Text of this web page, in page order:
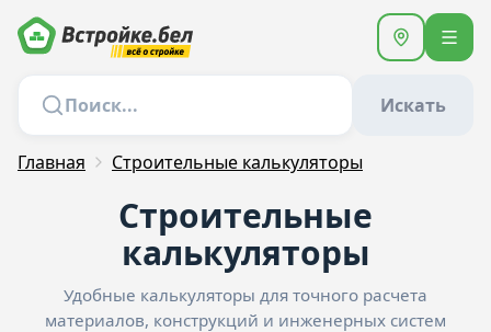
Искать
Главная Строительные калькуляторы
Строительные
калькуляторы
Удобные калькуляторы для точного расчета
материалов, конструкций и инженерных систем